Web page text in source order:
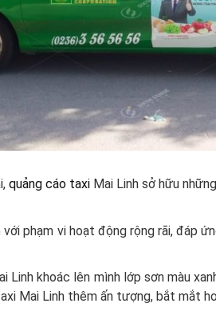
quảng cáo taxiMai Linh sở hữu
phạm vi hoạt động rộng rãi, đáp
Linh khoác lên mình lớp sơn màu
Mai Linh thêm ấn tượng, bắt mắt